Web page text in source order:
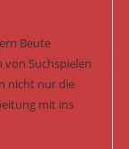
Beute
Suchspielen
nicht nur die
mit ins